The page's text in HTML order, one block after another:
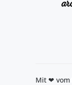
Mit ❤ vom